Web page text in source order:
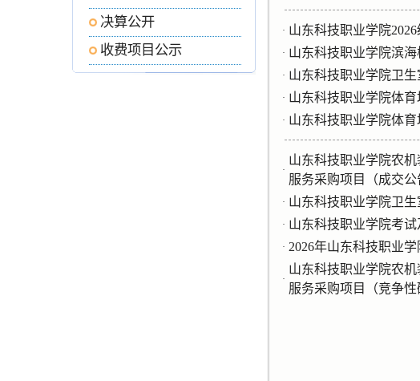
决算公开
收费项目公示
· 山东科技职业学院
· 山东科技职业学院滨
· 山东科技职业学院卫
· 山东科技职业学院体
· 山东科技职业学院体
·
山东科技职业学院农
服务采购项目（成交公
· 山东科技职业学院卫
· 山东科技职业学院考
· 2026年山东科技职业
·
山东科技职业学院农
服务采购项目（竞争性